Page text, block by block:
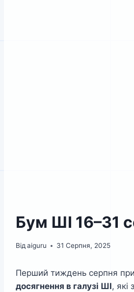
Бум ШІ 16–31
Відaiguru 31 Серпня, 2025
Перший тиждень серпня
досягнення в галузі ШІ, які